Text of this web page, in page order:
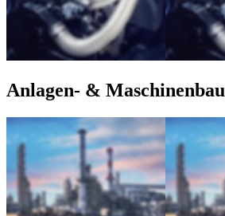
Anlagen- & Maschinenbau